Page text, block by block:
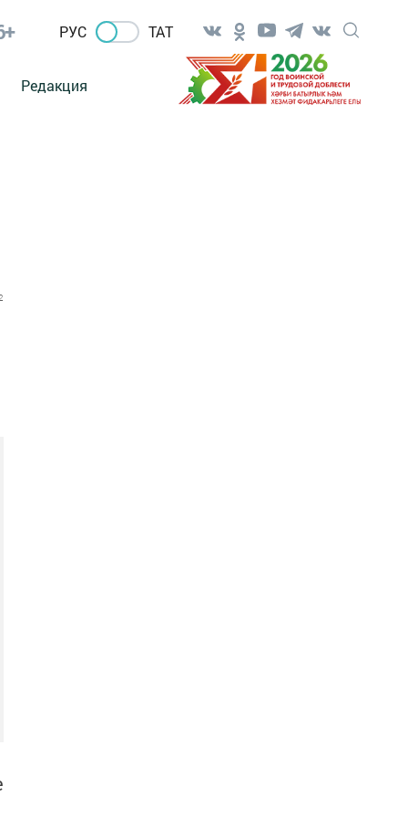
РУС ТАТ
Редакция